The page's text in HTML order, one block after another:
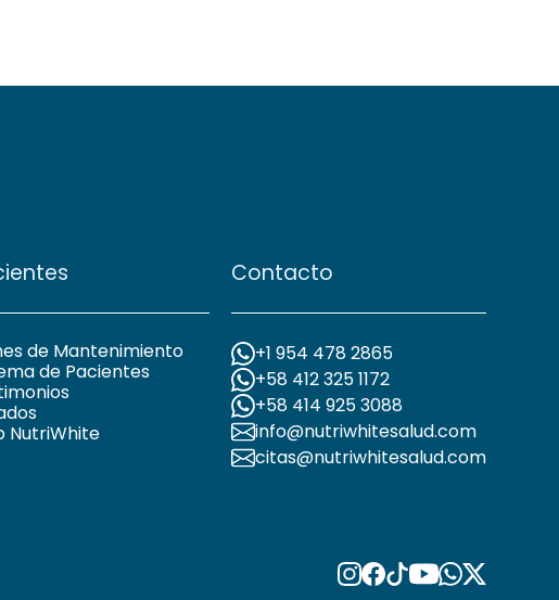
de Mantenimiento
de Pacientes
NutriWhite
Contacto
+1 954 478 2865
+58 412 325 1172
+58 414 925 3088
info@nutriwhitesalud.com
citas@nutriwhitesalud.com